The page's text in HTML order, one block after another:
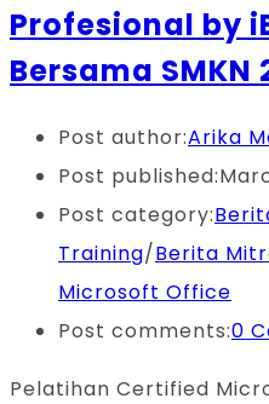
Profesional by
Bersama SMKN
Post author:Arika
Post published:
Post category:
Training/Berita
Microsoft Office
Post comments:0
Pelatihan Certified